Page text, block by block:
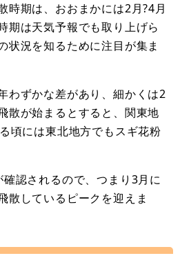
時期は、おおまかには2月?4月
期は天気予報でも取り上げら
状況を知るために注目が集ま
わずかな差があり、細かくは2
散が始まるとすると、関東地
頃には東北地方でもスギ花粉
認されるので、つまり3月に
散しているピークを迎えま